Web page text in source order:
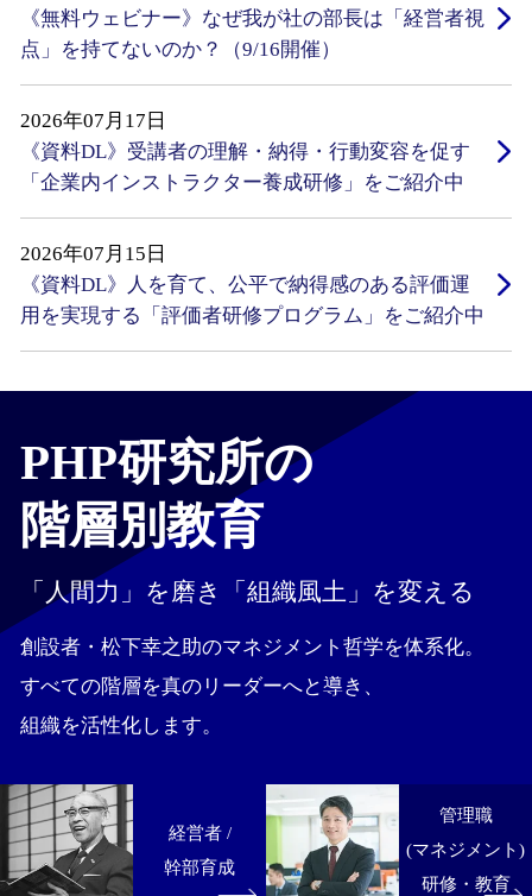
《無料ウェビナー》なぜ我が社の部長は「経営者視
点」を持てないのか？（9/16開催）
2026年07月17日
《資料DL》受講者の理解・納得・行動変容を促す
「企業内インストラクター養成研修」をご紹介中
2026年07月15日
《資料DL》人を育て、公平で納得感のある評価運
用を実現する「評価者研修プログラム」をご紹介中
PHP研究所の
階層別教育
「人間力」を磨き 「組織風土」を変える
創設者・松下幸之助のマネジメント哲学を体系化。
すべての階層を真のリーダーへと導き、
組織を活性化します。
経営者 /
幹部育成
管理職
(マネジメント)
研修・教育